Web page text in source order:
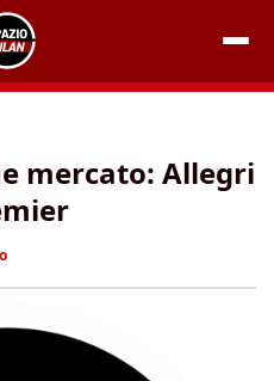
mercato: Allegri